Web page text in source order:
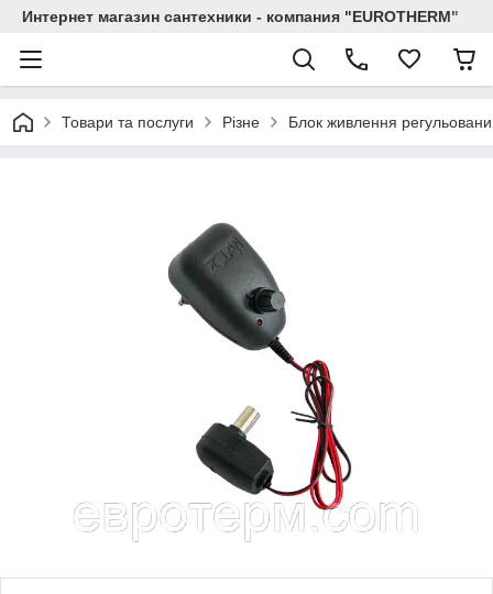
Интернет магазин сантехники - компания "EUROTHERM"
Товари та послуги Різне Блок живлення